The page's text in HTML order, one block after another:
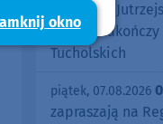
dziesiąty.
Śliwice
Tucholskich
piątek, 07.08.2026
zapraszają na
okno